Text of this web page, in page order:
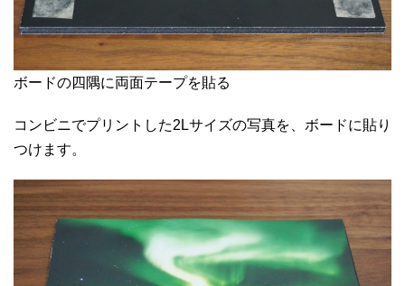
ボードの四隅に両面テープを貼る
コンビニでプリントした2Lサイズの写真を、ボードに貼り
つけます。